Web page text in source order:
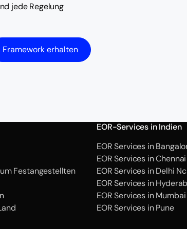
jede Regelung
Framework erhalten
Festangestellten
EOR-Services in Indien
EOR Services in
EOR Services in Chennai
EOR Services in Delhi
EOR Services in
EOR Services in Mumbai
EOR Services in Pune